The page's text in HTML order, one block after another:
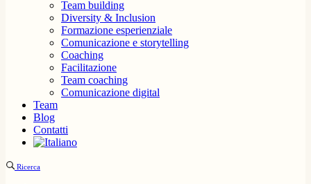
Team building
Diversity & Inclusion
Formazione esperienziale
Comunicazione e storytelling
Coaching
Facilitazione
Team coaching
Comunicazione digital
Team
Blog
Contatti
Ricerca